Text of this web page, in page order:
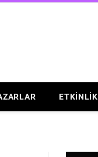
ETKINLIK